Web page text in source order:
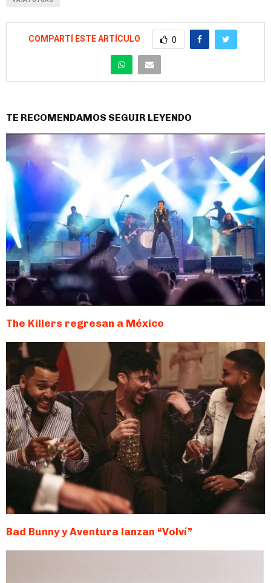
COMPARTÍ ESTE ARTÍCULO 0
TE RECOMENDAMOS SEGUIR LEYENDO
The Killers regresan a México
Bad Bunny y Aventura lanzan “Volví”